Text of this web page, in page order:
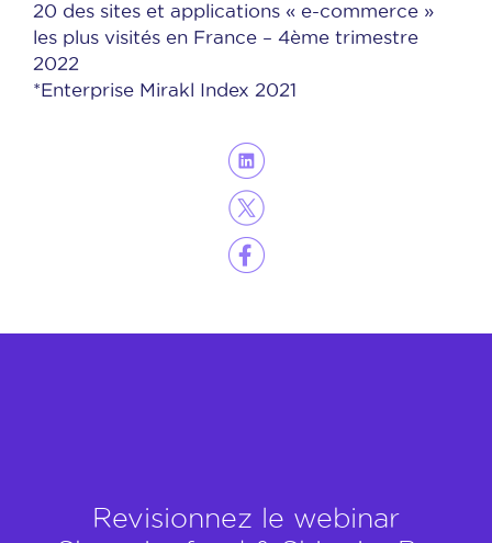
20 des sites et applications « e-commerce »
les plus visités en France – 4ème trimestre
2022
*Enterprise Mirakl Index 2021
Revisionnez le webinar